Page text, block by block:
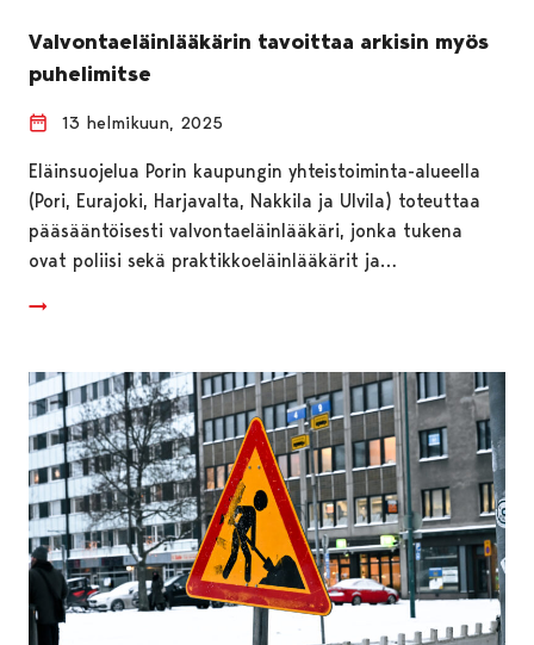
Valvontaeläinlääkärin tavoittaa arkisin myös
puhelimitse
13 helmikuun, 2025
Eläinsuojelua Porin kaupungin yhteistoiminta-alueella
(Pori, Eurajoki, Harjavalta, Nakkila ja Ulvila) toteuttaa
pääsääntöisesti valvontaeläinlääkäri, jonka tukena
ovat poliisi sekä praktikkoeläinlääkärit ja…